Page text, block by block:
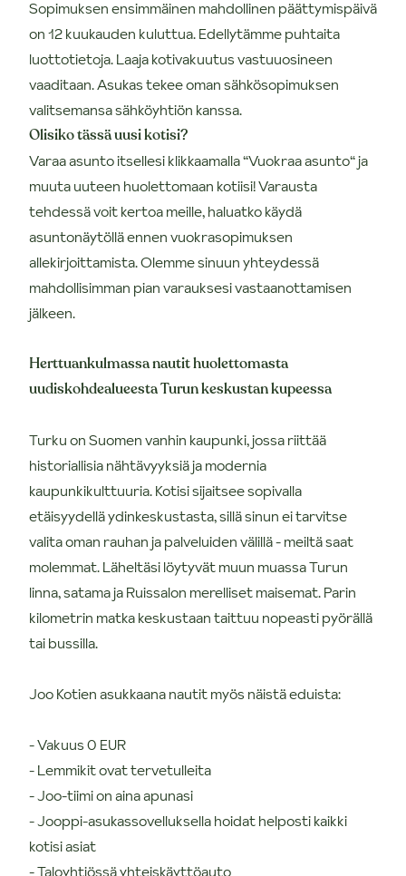
Sopimuksen ensimmäinen mahdollinen päättymispäivä
on 12 kuukauden kuluttua. Edellytämme puhtaita
luottotietoja. Laaja kotivakuutus vastuuosineen
vaaditaan. Asukas tekee oman sähkösopimuksen
valitsemansa sähköyhtiön kanssa.
Olisiko tässä uusi kotisi?
Varaa asunto itsellesi klikkaamalla “Vuokraa asunto“ ja
muuta uuteen huolettomaan kotiisi! Varausta
tehdessä voit kertoa meille, haluatko käydä
asuntonäytöllä ennen vuokrasopimuksen
allekirjoittamista. Olemme sinuun yhteydessä
mahdollisimman pian varauksesi vastaanottamisen
jälkeen.
Herttuankulmassa nautit huolettomasta
uudiskohdealueesta Turun keskustan kupeessa
Turku on Suomen vanhin kaupunki, jossa riittää
historiallisia nähtävyyksiä ja modernia
kaupunkikulttuuria. Kotisi sijaitsee sopivalla
etäisyydellä ydinkeskustasta, sillä sinun ei tarvitse
valita oman rauhan ja palveluiden välillä - meiltä saat
molemmat. Läheltäsi löytyvät muun muassa Turun
linna, satama ja Ruissalon merelliset maisemat. Parin
kilometrin matka keskustaan taittuu nopeasti pyörällä
tai bussilla.
Joo Kotien asukkaana nautit myös näistä eduista:
- Vakuus 0 EUR
- Lemmikit ovat tervetulleita
- Joo-tiimi on aina apunasi
- Jooppi-asukassovelluksella hoidat helposti kaikki
kotisi asiat
- Taloyhtiössä yhteiskäyttöauto